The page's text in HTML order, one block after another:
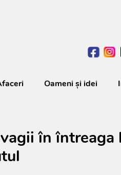
Oameni şi idei
în întreaga